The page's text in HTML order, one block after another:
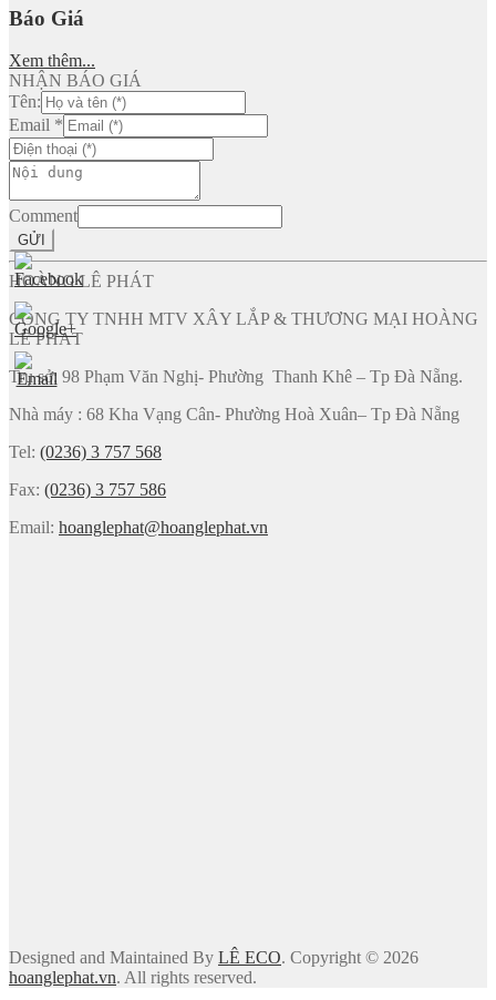
Báo Giá
Xem thêm...
NHẬN BÁO GIÁ
Tên:
Email *
Comment
GỬI
HOÀNG LÊ PHÁT
CÔNG TY TNHH MTV XÂY LẮP & THƯƠNG MẠI HOÀNG
LÊ PHÁT
Trụ sở: 98 Phạm Văn Nghị- Phường Thanh Khê – Tp Đà Nẵng.
Nhà máy : 68 Kha Vạng Cân- Phường Hoà Xuân– Tp Đà Nẵng
Tel: (0236) 3 757 568
Fax: (0236) 3 757 586
Email: hoanglephat@hoanglephat.vn
Designed and Maintained By LÊ ECO. Copyright © 2026
hoanglephat.vn. All rights reserved.